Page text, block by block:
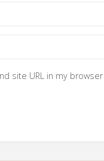
site URL in my